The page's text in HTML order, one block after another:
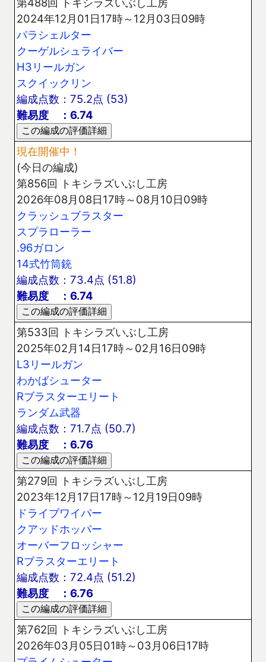
2024年12月01日17時～12月03日09時
パラシェルター
クーゲルシュライバー
H3リールガン
スクイックリン
編成点数：75.2点 (53)
難易度 ：6.74
現在開催中！
(今日の編成)
第856回 トキシラズいぶし工房
2026年08月08日17時～08月10日09時
クラッシュブラスター
スプラローラー
.96ガロン
14式竹筒銃
編成点数：73.4点 (51.8)
難易度 ：6.74
第533回 トキシラズいぶし工房
2025年02月14日17時～02月16日09時
L3リールガン
わかばシューター
Rブラスターエリート
ランダム武器
編成点数：71.7点 (50.7)
難易度 ：6.76
第279回 トキシラズいぶし工房
2023年12月17日17時～12月19日09時
ドライブワイパー
クアッドホッパー
オーバーフロッシャー
Rブラスターエリート
編成点数：72.4点 (51.2)
難易度 ：6.76
第762回 トキシラズいぶし工房
2026年03月05日01時～03月06日17時